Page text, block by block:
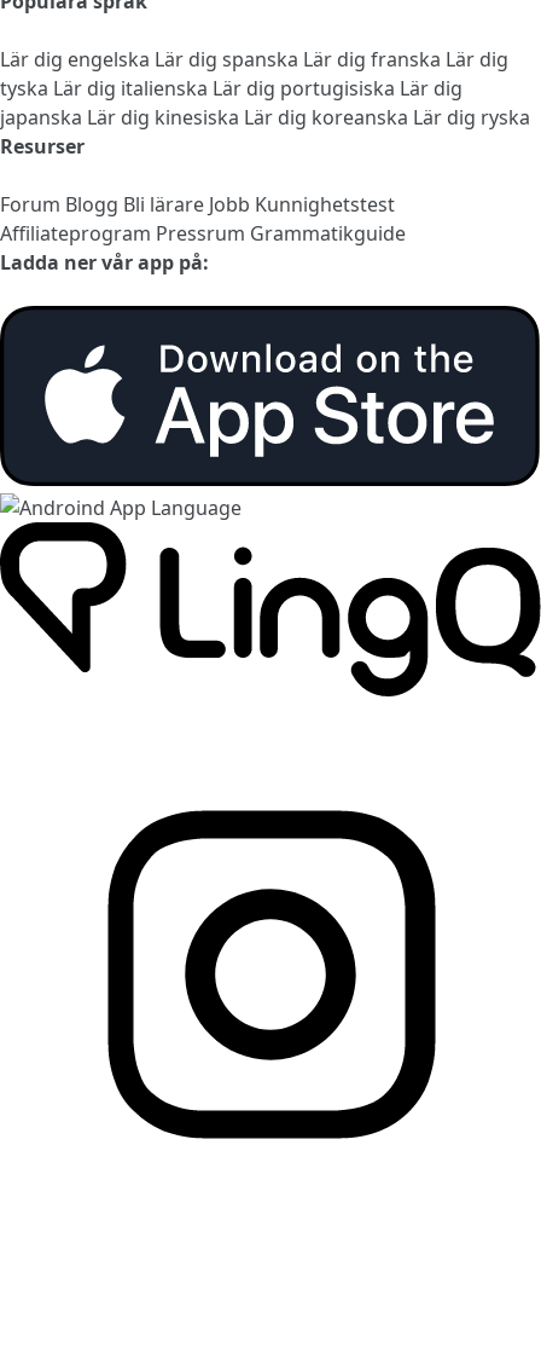
Lär dig engelska Lär dig spanska Lär dig franska Lär dig
tyska Lär dig italienska Lär dig portugisiska Lär dig
japanska Lär dig kinesiska Lär dig koreanska Lär dig ryska
Resurser
Forum Blogg Bli lärare Jobb Kunnighetstest
Affiliateprogram Pressrum Grammatikguide
Ladda ner vår app på: